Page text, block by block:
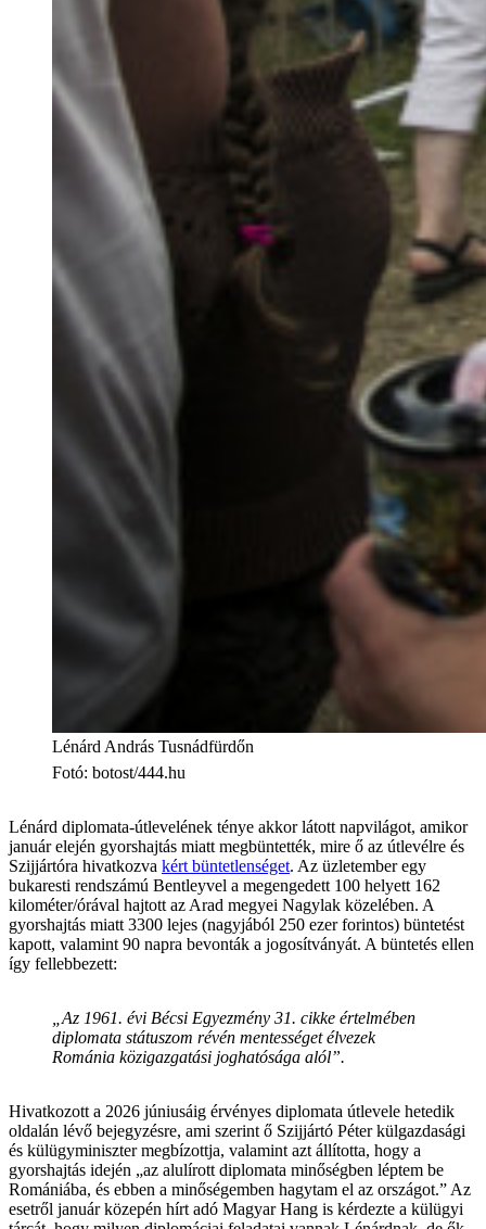
Lénárd András Tusnádfürdőn
Fotó: botost/444.hu
Lénárd diplomata-útlevelének ténye akkor látott napvilágot, amikor
január elején gyorshajtás miatt megbüntették, mire ő az útlevélre és
Szijjártóra hivatkozva kért büntetlenséget. Az üzletember egy
bukaresti rendszámú Bentleyvel a megengedett 100 helyett 162
kilométer/órával hajtott az Arad megyei Nagylak közelében. A
gyorshajtás miatt 3300 lejes (nagyjából 250 ezer forintos) büntetést
kapott, valamint 90 napra bevonták a jogosítványát. A büntetés ellen
így fellebbezett:
„Az 1961. évi Bécsi Egyezmény 31. cikke értelmében
diplomata státuszom révén mentességet élvezek
Románia közigazgatási joghatósága alól”.
Hivatkozott a 2026 júniusáig érvényes diplomata útlevele hetedik
oldalán lévő bejegyzésre, ami szerint ő Szijjártó Péter külgazdasági
és külügyminiszter megbízottja, valamint azt állította, hogy a
gyorshajtás idején „az alulírott diplomata minőségben léptem be
Romániába, és ebben a minőségemben hagytam el az országot.” Az
esetről január közepén hírt adó Magyar Hang is kérdezte a külügyi